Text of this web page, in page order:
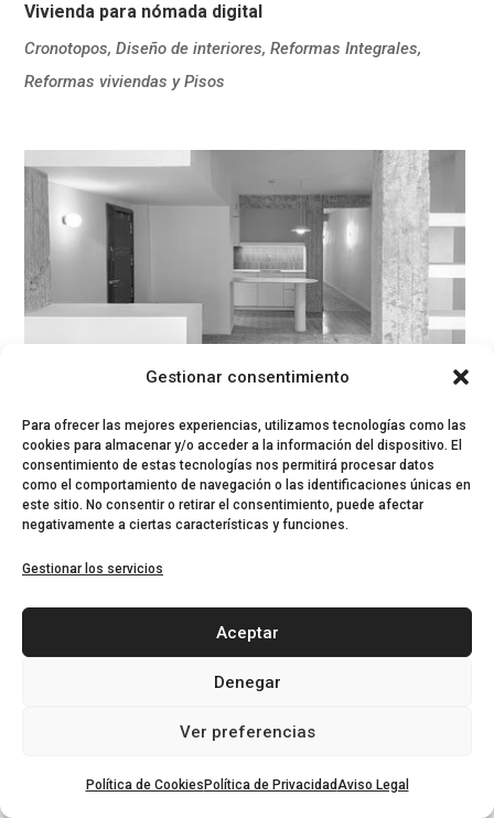
Gestionar consentimiento
Para ofrecer las mejores experiencias, utilizamos tecnologías como las
cookies para almacenar y/o acceder a la información del dispositivo. El
consentimiento de estas tecnologías nos permitirá procesar datos
como el comportamiento de navegación o las identificaciones únicas en
este sitio. No consentir o retirar el consentimiento, puede afectar
negativamente a ciertas características y funciones.
Gestionar los servicios
Aceptar
Denegar
Ver preferencias
Política de Cookies Política de PrivacidadAviso Legal
Vivienda para nómada digital
Cronotopos,Diseño de interiores,Reformas Integrales,
Reformas viviendas y Pisos
Damas: Construyendo para Desnudo
Cronotopos,Reformas Integrales, Reformas viviendas y
Pisos